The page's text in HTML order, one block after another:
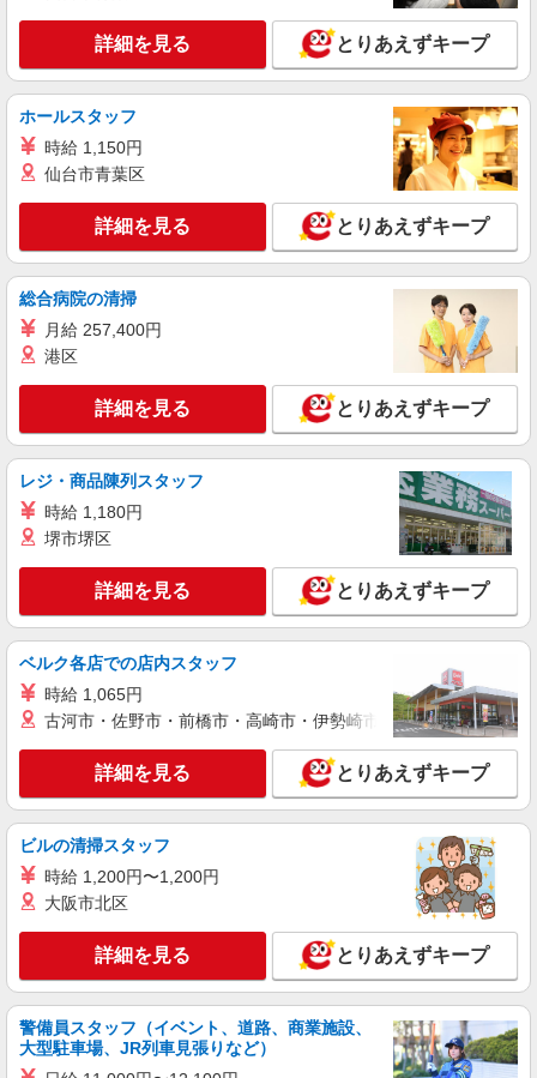
株式会社バイトレ（ADM819305）
お惣菜の箱詰め業務（休憩時間10分就業時間
キープ 詳細を見る
派遣社員
株式会社バイトレ（ADM814548）
群馬県高崎市
キープ 詳細を見る
正社員
株式会社テクノ・サービス マニュファクチャリング【群馬県】
製造スタッフ（組立・加工・目視検査・機械操
月給190000〜240000円（スキル・経験を考
慮）
群馬県高崎市 （他にも群馬県内に多数あり）
※勤務地はご希望を考慮の上、ご自宅を中心に通
勤時間120分圏内のエリアとなります。（転勤な
し）
キープ 詳細を見る
JDSエンジニアリング株式会社
宅配ボックスの製造スタッフ／板金加工・溶接
［1］管理者・管理者候補 ［2］製造スタッフ
［1］月給36万円〜＋各種手当あり ［2］月給
23万円〜＋残業代全額支給＋各種手当あり ※試用
期間：3ヶ月（条件は本採用と同じ） 【諸手当】
・家族手当 ・通勤手当（規定内支給） ・役職手当
・塗装手当 ※年収は経験や勤続年数による ※賞与
は年2回（昨年度実績）
群馬県高崎市倉賀野町3544-1 ◎車・バイク通
勤OK（無料駐車場完備） ◎転勤なし
キープ 詳細を見る
派遣社員
詳細を見る とりあえずキープ
ホールスタッフ
時給 1,150円
仙台市青葉区
詳細を見る とりあえずキープ
総合病院の清掃
月給 257,400円
港区
詳細を見る とりあえずキープ
レジ・商品陳列スタッフ
時給 1,180円
堺市堺区
詳細を見る とりあえずキープ
ベルク各店での店内スタッフ
時給 1,065円
古河市・佐野市・前橋市・高崎市・伊勢崎市・太田市・館林市
詳細を見る とりあえずキープ
ビルの清掃スタッフ
時給 1,200円〜1,200円
大阪市北区
詳細を見る とりあえずキープ
警備員スタッフ（イベント、道路、商業施設、
大型駐車場、JR列車見張りなど）